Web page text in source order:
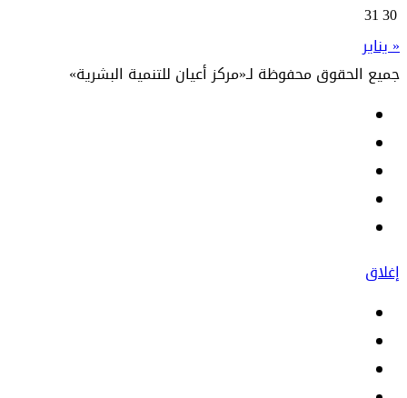
30
31
« يناير
جميع الحقوق محفوظة لـ«مركز أعيان للتنمية البشرية»
إغلاق